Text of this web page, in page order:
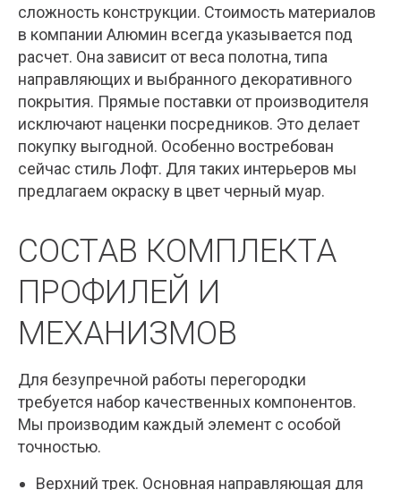
сложность конструкции. Стоимость материалов
в компании Алюмин всегда указывается под
расчет. Она зависит от веса полотна, типа
направляющих и выбранного декоративного
покрытия. Прямые поставки от производителя
исключают наценки посредников. Это делает
покупку выгодной. Особенно востребован
сейчас стиль Лофт. Для таких интерьеров мы
предлагаем окраску в цвет черный муар.
СОСТАВ КОМПЛЕКТА
ПРОФИЛЕЙ И
МЕХАНИЗМОВ
Для безупречной работы перегородки
требуется набор качественных компонентов.
Мы производим каждый элемент с особой
точностью.
Верхний трек. Основная направляющая для